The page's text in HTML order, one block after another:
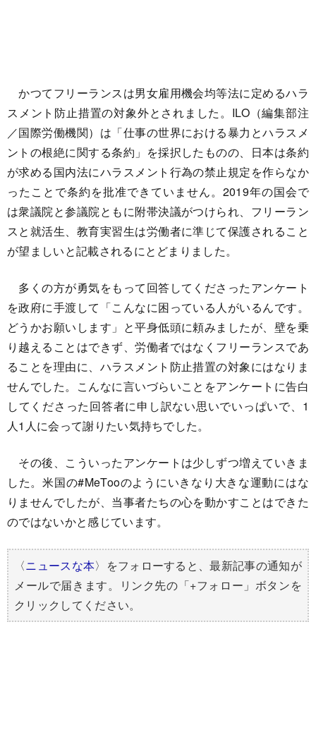
かつてフリーランスは男女雇用機会均等法に定めるハラ
スメント防止措置の対象外とされました。ILO（編集部注
／国際労働機関）は「仕事の世界における暴力とハラスメ
ントの根絶に関する条約」を採択したものの、日本は条約
が求める国内法にハラスメント行為の禁止規定を作らなか
ったことで条約を批准できていません。2019年の国会で
は衆議院と参議院ともに附帯決議がつけられ、フリーラン
スと就活生、教育実習生は労働者に準じて保護されること
が望ましいと記載されるにとどまりました。
多くの方が勇気をもって回答してくださったアンケート
を政府に手渡して「こんなに困っている人がいるんです。
どうかお願いします」と平身低頭に頼みましたが、壁を乗
り越えることはできず、労働者ではなくフリーランスであ
ることを理由に、ハラスメント防止措置の対象にはなりま
せんでした。こんなに言いづらいことをアンケートに告白
してくださった回答者に申し訳ない思いでいっぱいで、1
人1人に会って謝りたい気持ちでした。
その後、こういったアンケートは少しずつ増えていきま
した。米国の#MeTooのようにいきなり大きな運動にはな
りませんでしたが、当事者たちの心を動かすことはできた
のではないかと感じています。
〈ニュースな本〉をフォローすると、最新記事の通知が
メールで届きます。リンク先の「+フォロー」ボタンを
クリックしてください。